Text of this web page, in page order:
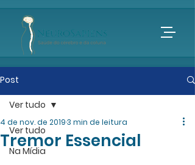
Post
Ver tudo
Na Mídia
Ver tudo
Tremor Essencial
4 de nov. de 20193 min de leitura